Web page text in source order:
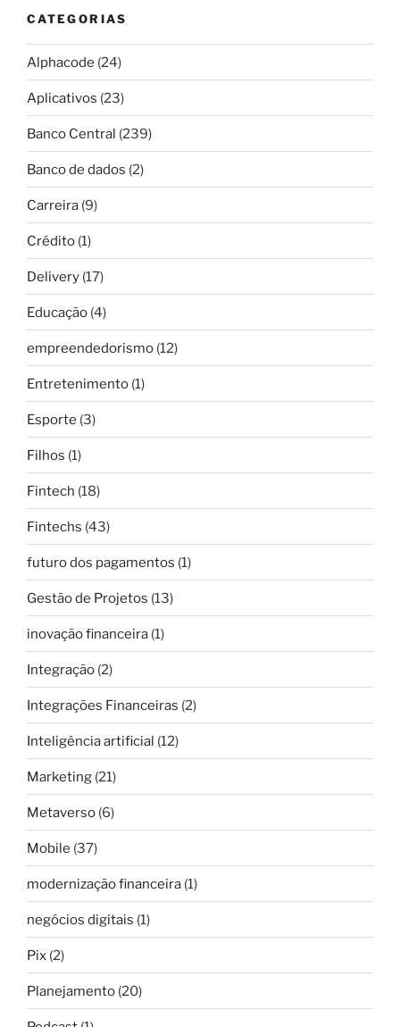
CATEGORIAS
Alphacode (24)
Aplicativos (23)
Banco Central (239)
Banco de dados (2)
Carreira (9)
Crédito (1)
Delivery (17)
Educação (4)
empreendedorismo (12)
Entretenimento (1)
Esporte (3)
Filhos (1)
Fintech (18)
Fintechs (43)
futuro dos pagamentos (1)
Gestão de Projetos (13)
inovação financeira (1)
Integração (2)
Integrações Financeiras (2)
Inteligência artificial (12)
Marketing (21)
Metaverso (6)
Mobile (37)
modernização financeira (1)
negócios digitais (1)
Pix (2)
Planejamento (20)